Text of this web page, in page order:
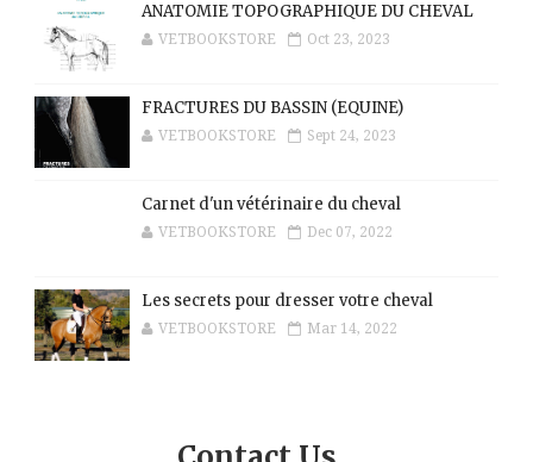
ANATOMIE TOPOGRAPHIQUE DU CHEVAL
VETBOOKSTORE Oct 23, 2023
FRACTURES DU BASSIN (EQUINE)
VETBOOKSTORE Sept 24, 2023
Carnet d'un vétérinaire du cheval
VETBOOKSTORE Dec 07, 2022
Les secrets pour dresser votre cheval
VETBOOKSTORE Mar 14, 2022